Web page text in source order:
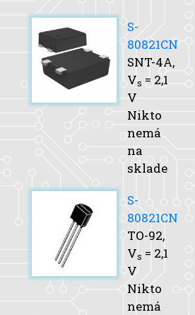
S-
80821CN
SNT-4A,
Vs = 2,1
V
Nikto
nemá
na
sklade
S-
80821CN
TO-92,
Vs = 2,1
V
Nikto
nemá